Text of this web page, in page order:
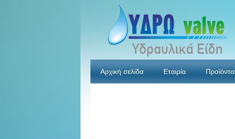
Αρχική σελίδα Εταιρία Προϊόντα